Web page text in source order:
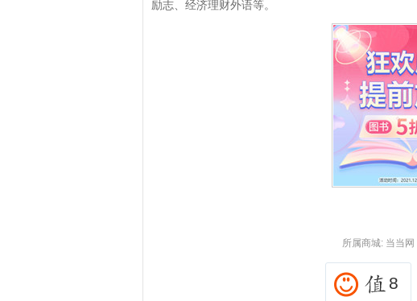
励志、经济理财外语等。
所属商城: 当当网
8
淘宝优惠券+淘宝返利